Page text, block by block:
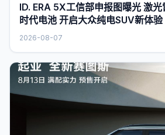
ID. ERA 5X工信部申报图曝光 激
时代电池 开启大众纯电SUV新体验
2026-08-07